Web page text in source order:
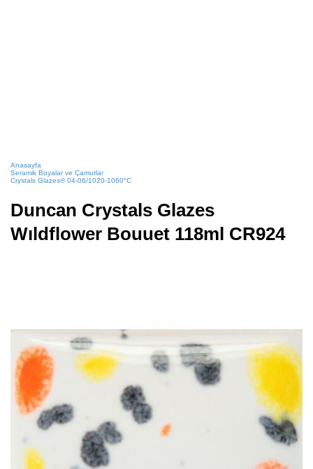
Anasayfa
Seramik Boyalar ve Çamurlar
Crystals Glazes® 04-06/1020-1060°C
Duncan Crystals Glazes
Wıldflower Bouuet 118ml CR924